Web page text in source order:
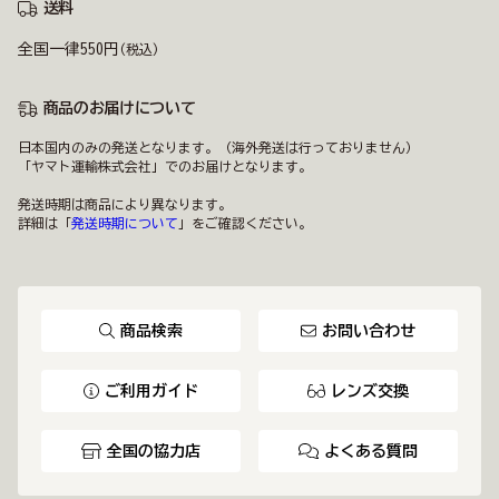
送料
全国一律550円 (税込)
商品のお届けについて
日本国内のみの発送となります。（海外発送は行っておりません）
「ヤマト運輸株式会社」でのお届けとなります。
発送時期は商品により異なります。
詳細は「 発送時期について 」をご確認ください。
商品検索 お問い合わせ
ご利用ガイド レンズ交換
全国の協力店 よくある質問